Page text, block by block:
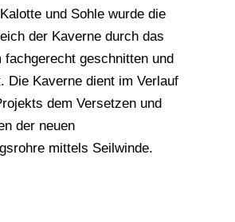
und Sohle wurde die
der Kaverne durch das
geschnitten und
Die Kaverne dient im Verlauf
dem Versetzen und
der neuen
mittels Seilwinde.